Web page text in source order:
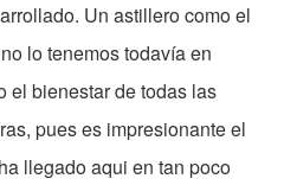
Un astillero como el
lo tenemos todavía en
el bienestar de todas las
pues es impresionante el
llegado aqui en tan poco